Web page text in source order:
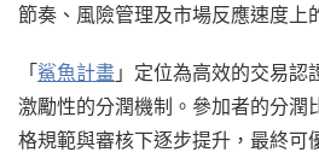
節奏、風險管理及市場反應速度上
「 鯊魚計畫 」定位為高效的交易
激勵性的分潤機制。參加者的分潤
格規範與審核下逐步提升，最終可